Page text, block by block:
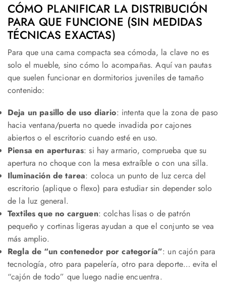
CÓMO PLANIFICAR LA DISTRIBUCIÓN
PARA QUE FUNCIONE (SIN MEDIDAS
TÉCNICAS EXACTAS)
Para que una cama compacta sea cómoda, la clave no es
solo el mueble, sino cómo lo acompañas. Aquí van pautas
que suelen funcionar en dormitorios juveniles de tamaño
contenido:
Deja un pasillo de uso diario: intenta que la zona de paso
hacia ventana/puerta no quede invadida por cajones
abiertos o el escritorio cuando esté en uso.
Piensa en aperturas: si hay armario, comprueba que su
apertura no choque con la mesa extraíble o con una silla.
Iluminación de tarea: coloca un punto de luz cerca del
escritorio (aplique o flexo) para estudiar sin depender solo
de la luz general.
Textiles que no carguen: colchas lisas o de patrón
pequeño y cortinas ligeras ayudan a que el conjunto se vea
más amplio.
Regla de “un contenedor por categoría”: un cajón para
tecnología, otro para papelería, otro para deporte… evita el
“cajón de todo” que luego nadie encuentra.